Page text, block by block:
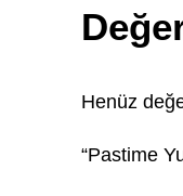
Henüz
“Pastime